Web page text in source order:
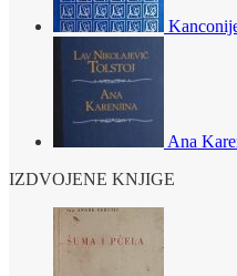
Ana
IZDVOJENE KNJIGE